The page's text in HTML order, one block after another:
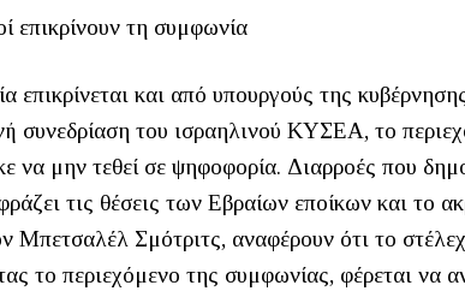
επικρίνουν τη συμφωνία
και από υπουργούς της
συνεδρίαση του ισραηλινού ΚΥΣΕΑ, το
να μην τεθεί σε ψηφοφορία. Διαρροές που
τις θέσεις των Εβραίων εποίκων και το
Μπετσαλέλ Σμότριτς, αναφέρουν ότι το
το περιεχόμενο της συμφωνίας, φέρεται να